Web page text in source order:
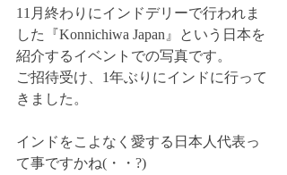
11月終わりにインドデリーで行われま
した『Konnichiwa Japan』という日本を
紹介するイベントでの写真です。
ご招待受け、1年ぶりにインドに行って
きました。
インドをこよなく愛する日本人代表っ
て事ですかね(・・?)